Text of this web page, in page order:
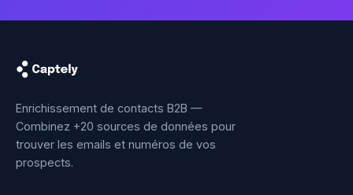
Enrichissement de contacts B2B —
Combinez +20 sources de données pour
trouver les emails et numéros de vos
prospects.